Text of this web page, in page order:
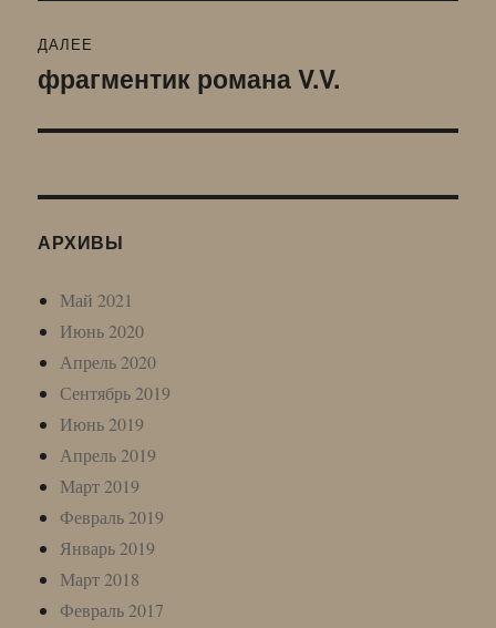
ДАЛЕЕ
Следующая
фрагментик романа V.V.
АРХИВЫ
Май 2021
Июнь 2020
Апрель 2020
Сентябрь 2019
Июнь 2019
Апрель 2019
Март 2019
Февраль 2019
Январь 2019
Март 2018
Февраль 2017